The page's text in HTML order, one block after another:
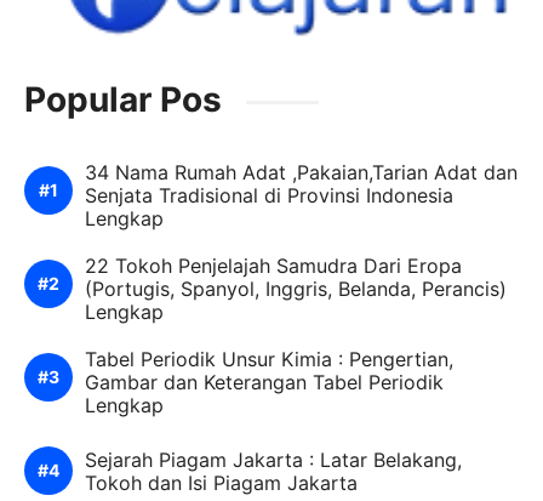
Popular Pos
34 Nama Rumah Adat ,Pakaian,Tarian Adat dan
Senjata Tradisional di Provinsi Indonesia
Lengkap
22 Tokoh Penjelajah Samudra Dari Eropa
(Portugis, Spanyol, Inggris, Belanda, Perancis)
Lengkap
Tabel Periodik Unsur Kimia : Pengertian,
Gambar dan Keterangan Tabel Periodik
Lengkap
Sejarah Piagam Jakarta : Latar Belakang,
Tokoh dan Isi Piagam Jakarta